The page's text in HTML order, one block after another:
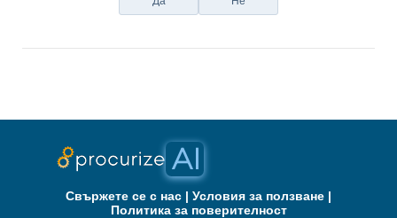
Свържете се с нас | Условия за ползване |
Политика за поверителност